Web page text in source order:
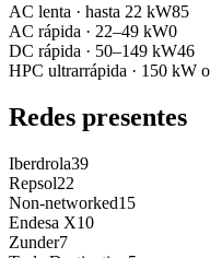
AC lenta · hasta 22 kW85
AC rápida · 22–49 kW0
DC rápida · 50–149 kW46
HPC ultrarrápida · 150 kW
Redes presentes
Iberdrola39
Repsol22
Non-networked15
Endesa X10
Zunder7